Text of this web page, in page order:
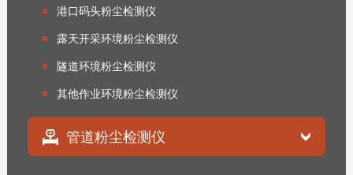
港口码头粉尘检测仪
露天开采环境粉尘检测仪
隧道环境粉尘检测仪
其他作业环境粉尘检测仪
管道粉尘检测仪